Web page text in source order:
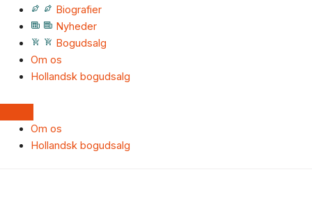
Biografier
Nyheder
Bogudsalg
Om os
Hollandsk bogudsalg
Om os
Hollandsk bogudsalg